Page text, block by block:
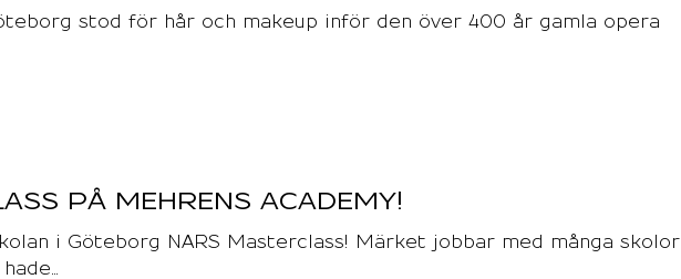
stod för hår och makeup inför den över 400 år gamla opera
PÅ MEHRENS ACADEMY!
i Göteborg NARS Masterclass! Märket jobbar med många skolor